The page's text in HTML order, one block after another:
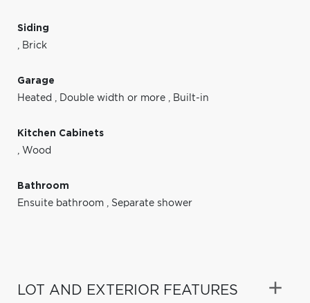
Siding
, Brick
Garage
Heated , Double width or more , Built-in
Kitchen Cabinets
, Wood
Bathroom
Ensuite bathroom , Separate shower
LOT AND EXTERIOR FEATURES